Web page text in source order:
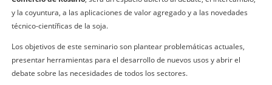
y la coyuntura, a las aplicaciones de valor agregado y a las novedades
técnico-científicas de la soja.
Los objetivos de este seminario son plantear problemáticas actuales,
presentar herramientas para el desarrollo de nuevos usos y abrir el
debate sobre las necesidades de todos los sectores.